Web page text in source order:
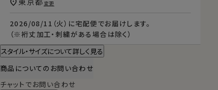
2026/08/11（火） に宅配便 でお届けします。
（※裄丈加工・刺繍がある場合は除く）
変更
スタイル・サイズについて詳しく見る
商品についてのお問い合わせ
チャットでお問い合わせ